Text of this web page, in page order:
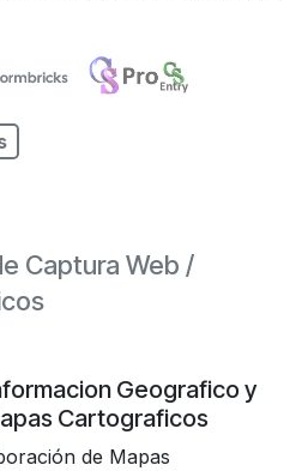
Captura Web /
Geografico y
Cartograficos
de Mapas